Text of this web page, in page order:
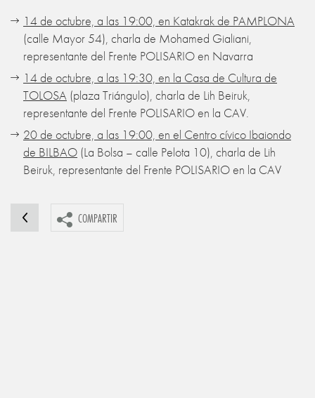
14 de octubre, a las 19:00, en Katakrak de PAMPLONA
(calle Mayor 54), charla de Mohamed Gialiani,
representante del Frente POLISARIO en Navarra
14 de octubre, a las 19:30, en la Casa de Cultura de
TOLOSA (plaza Triángulo), charla de Lih Beiruk,
representante del Frente POLISARIO en la CAV.
20 de octubre, a las 19:00, en el Centro cívico Ibaiondo
de BILBAO (La Bolsa – calle Pelota 10), charla de Lih
Beiruk, representante del Frente POLISARIO en la CAV
COMPARTIR